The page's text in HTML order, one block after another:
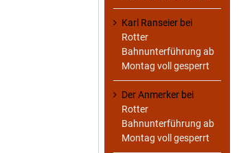
Karl Ranseier bei
Rotter
Bahnunterführung ab
Montag voll gesperrt
Der Anmerker bei
Rotter
Bahnunterführung ab
Montag voll gesperrt